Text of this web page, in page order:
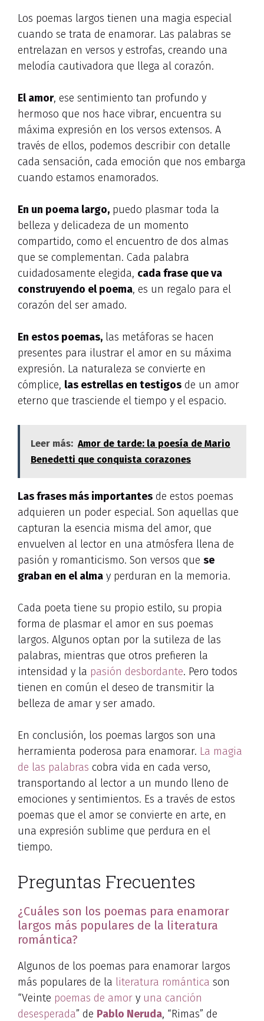
Los poemas largos tienen una magia especial
cuando se trata de enamorar. Las palabras se
entrelazan en versos y estrofas, creando una
melodía cautivadora que llega al corazón.
El amor, ese sentimiento tan profundo y
hermoso que nos hace vibrar, encuentra su
máxima expresión en los versos extensos. A
través de ellos, podemos describir con detalle
cada sensación, cada emoción que nos embarga
cuando estamos enamorados.
En un poema largo, puedo plasmar toda la
belleza y delicadeza de un momento
compartido, como el encuentro de dos almas
que se complementan. Cada palabra
cuidadosamente elegida, cada frase que va
construyendo el poema, es un regalo para el
corazón del ser amado.
En estos poemas, las metáforas se hacen
presentes para ilustrar el amor en su máxima
expresión. La naturaleza se convierte en
cómplice, las estrellas en testigos de un amor
eterno que trasciende el tiempo y el espacio.
Leer más: Amor de tarde: la poesía de Mario
Benedetti que conquista corazones
Las frases más importantes de estos poemas
adquieren un poder especial. Son aquellas que
capturan la esencia misma del amor, que
envuelven al lector en una atmósfera llena de
pasión y romanticismo. Son versos que se
graban en el alma y perduran en la memoria.
Cada poeta tiene su propio estilo, su propia
forma de plasmar el amor en sus poemas
largos. Algunos optan por la sutileza de las
palabras, mientras que otros prefieren la
intensidad y la pasión desbordante. Pero todos
tienen en común el deseo de transmitir la
belleza de amar y ser amado.
En conclusión, los poemas largos son una
herramienta poderosa para enamorar. La magia
de las palabras cobra vida en cada verso,
transportando al lector a un mundo lleno de
emociones y sentimientos. Es a través de estos
poemas que el amor se convierte en arte, en
una expresión sublime que perdura en el
tiempo.
Preguntas Frecuentes
¿Cuáles son los poemas para enamorar
largos más populares de la literatura
romántica?
Algunos de los poemas para enamorar largos
más populares de la literatura romántica son
“Veinte poemas de amor y una canción
desesperada” de Pablo Neruda, “Rimas” de